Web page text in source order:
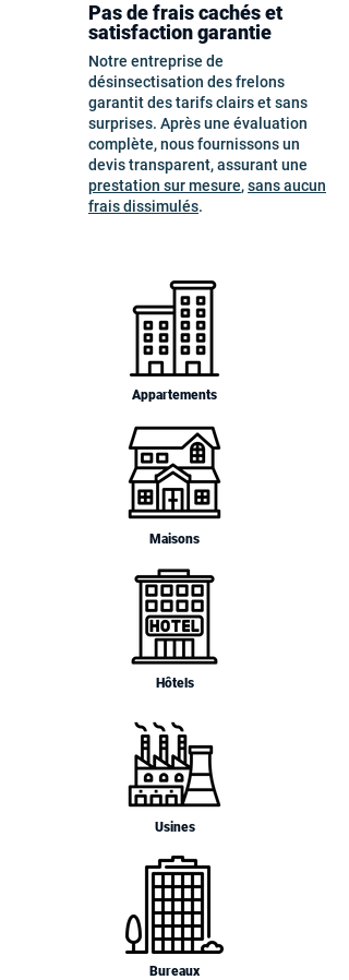
Pas de frais cachés et
satisfaction garantie
Notre entreprise de
désinsectisation des frelons
garantit des tarifs clairs et sans
surprises. Après une évaluation
complète, nous fournissons un
devis transparent, assurant une
prestation sur mesure,sans aucun
frais dissimulés.
Appartements
Maisons
Hôtels
Usines
Bureaux